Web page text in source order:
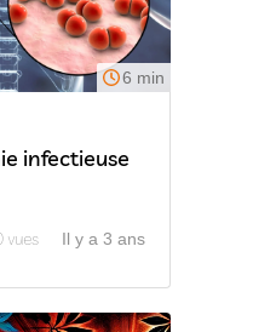
6 min
infectieuse
vues Il y a 3 ans